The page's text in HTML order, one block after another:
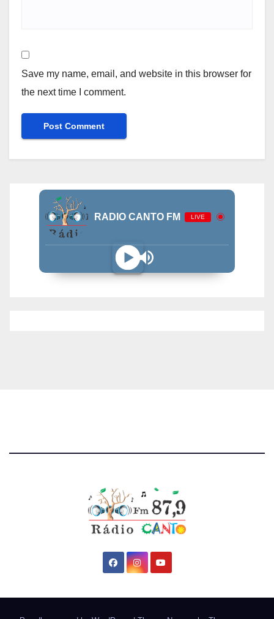
Save my name, email, and website in this browser for
the next time I comment.
RADIO CANTO FM LIVE